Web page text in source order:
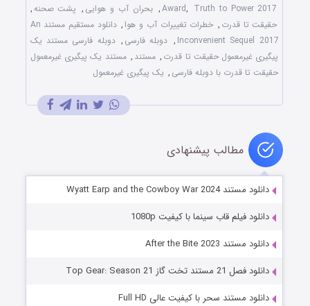
Award, Truth to Power 2017
, بحران آب و هوایی , پشت صحنه,
حقیقت تا قدرت , خطرات تغییرات آب و هوا,
دانلود مستقیم مستند An
Inconvenient Sequel 2017
, دوبله فارسی , دوبله فارسی مستند یک
پیگیری غیرمعمول حقیقت تا قدرت , مستند , مستند یک پیگیری غیرمعمول
حقیقت تا قدرت با دوبله فارسی , یک پیگیری غیرمعمول
مطالب پیشنهادی
دانلود مستند Wyatt Earp and the Cowboy War 2024
دانلود فیلم قاب سینما با کیفیت 1080p
دانلود مستند After the Bite 2023
دانلود فصل 21 مستند تخت گاز Top Gear: Season 21
دانلود مستند سحر با کیفیت عالی Full HD